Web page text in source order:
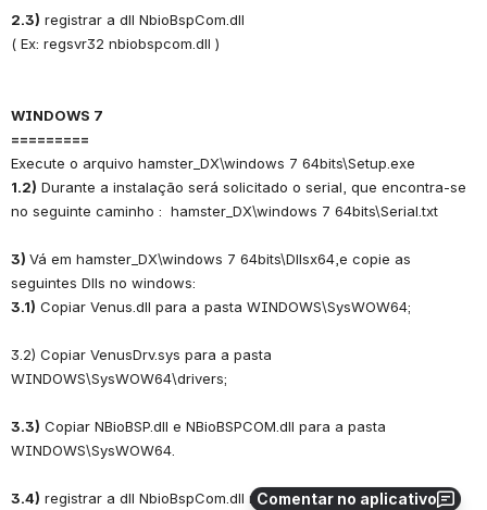
Comentar no aplicativo
2.3) registrar a dll NbioBspCom.dll
( Ex: regsvr32 nbiobspcom.dll )
WINDOWS 7
=========
Execute o arquivo hamster_DX\windows 7 64bits\Setup.exe
1.2) Durante a instalação será solicitado o serial, que encontra-se
no seguinte caminho :  hamster_DX\windows 7 64bits\Serial.txt
3) Vá em hamster_DX\windows 7 64bits\Dllsx64,e copie as
seguintes Dlls no windows:
3.1) Copiar Venus.dll para a pasta WINDOWS\SysWOW64;
3.2) Copiar VenusDrv.sys para a pasta
WINDOWS\SysWOW64\drivers;
3.3) Copiar NBioBSP.dll e NBioBSPCOM.dll para a pasta
WINDOWS\SysWOW64.
3.4) registrar a dll NbioBspCom.dll no seguinte caminho: